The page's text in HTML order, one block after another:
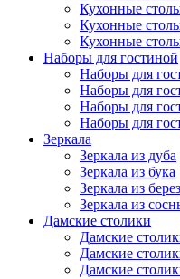
Кухонные
Кухонные
Кухонные
Наборы для гостиной
Наборы для
Наборы для
Наборы для
Наборы для
Зеркала
Зеркала из дуба
Зеркала из бука
Зеркала из
Зеркала из
Дамские столики
Дамские
Дамские
Дамские